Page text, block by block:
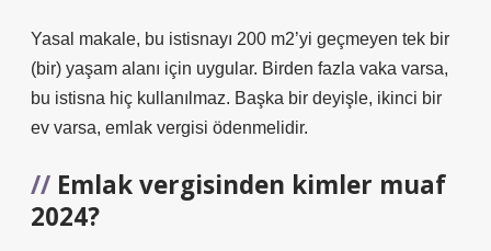
Yasal makale, bu istisnayı 200 m2’yi geçmeyen tek bir
(bir) yaşam alanı için uygular. Birden fazla vaka varsa,
bu istisna hiç kullanılmaz. Başka bir deyişle, ikinci bir
ev varsa, emlak vergisi ödenmelidir.
Emlak vergisinden kimler muaf
2024?